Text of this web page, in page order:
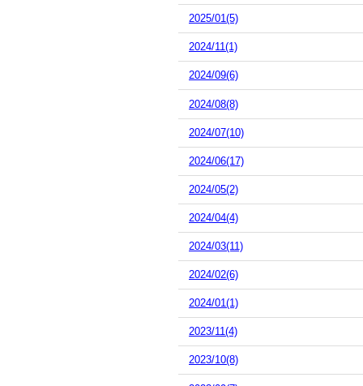
2025/01(5)
2024/11(1)
2024/09(6)
2024/08(8)
2024/07(10)
2024/06(17)
2024/05(2)
2024/04(4)
2024/03(11)
2024/02(6)
2024/01(1)
2023/11(4)
2023/10(8)